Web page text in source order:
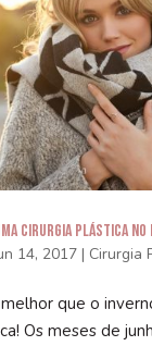
cirurgia plástica no
14, 2017| Cirurgia
que o
Os meses de